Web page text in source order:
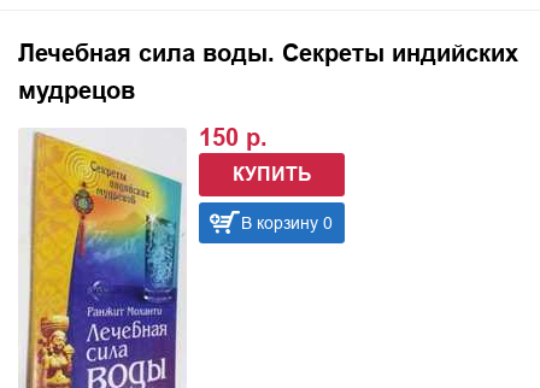
Лечебная сила воды. Секреты индийских
мудрецов
150 р.
КУПИТЬ
В корзину 0